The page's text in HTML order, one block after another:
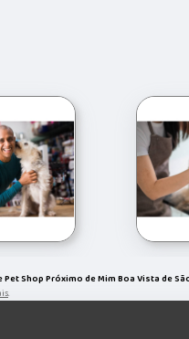
Pet Shop Próximo de Mim Boa Vista de
.